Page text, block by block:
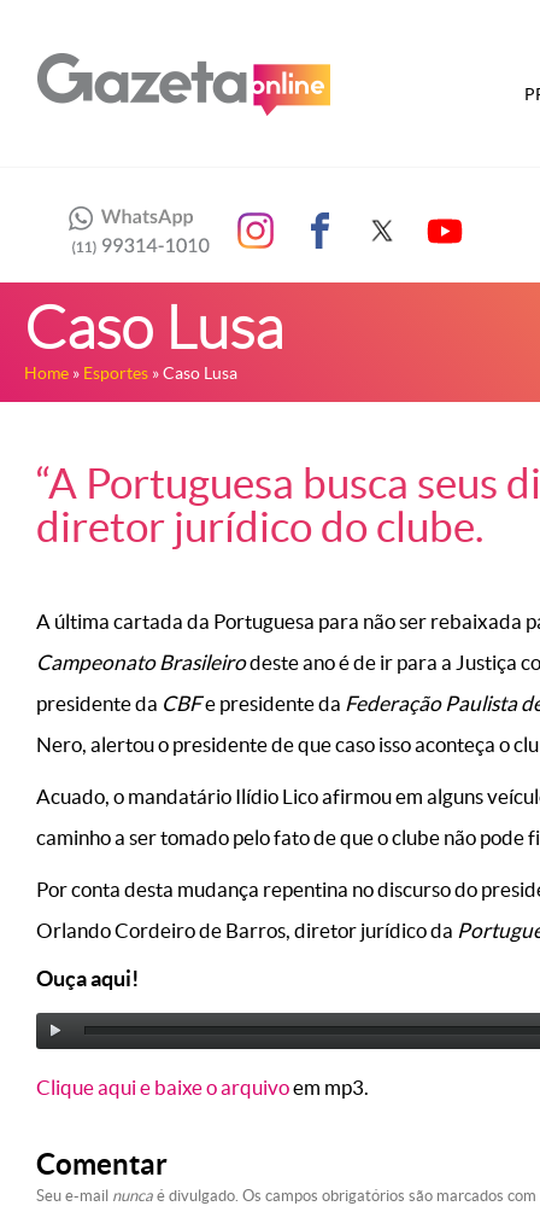
Caso Lusa
Home » Esportes » Caso Lusa
“A Portuguesa busca seus
diretor jurídico do clube.
A última cartada da Portuguesa para não ser rebaixada
Campeonato Brasileirodeste ano é de ir para a Justiça
presidente da CBFe presidente da Federação Paulista
Nero, alertou o presidente de que caso isso aconteça o
Acuado, o mandatário Ilídio Lico afirmou em alguns
caminho a ser tomado pelo fato de que o clube não pode
Por conta desta mudança repentina no discurso do
Orlando Cordeiro de Barros, diretor jurídico da
Ouça aqui!
Clique aqui e baixe o arquivoem mp3.
Comentar
Seu e-mail nunca é divulgado. Os campos obrigatórios são marcados com